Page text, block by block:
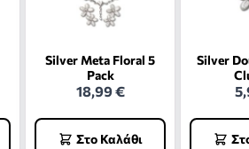
Silver Meta Floral 5
Pack
18,99 €
Στο Καλάθι
Silver